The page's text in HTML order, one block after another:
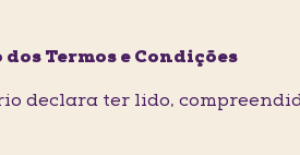
Termos e Condições
declara ter lido,